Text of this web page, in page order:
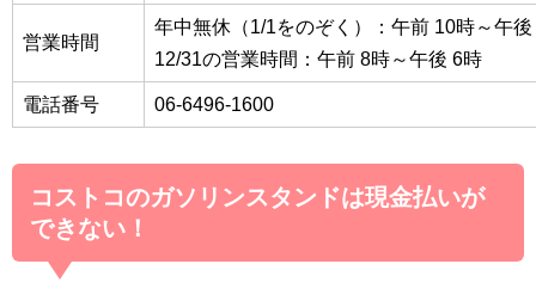
営業時間
年中無休（1/1をのぞく）：午前 10時～午後
12/31の営業時間：午前 8時～午後 6時
電話番号 06-6496-1600
コストコのガソリンスタンドは現金払いが
できない！